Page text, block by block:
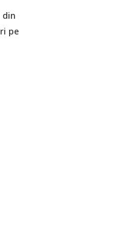
din
pe